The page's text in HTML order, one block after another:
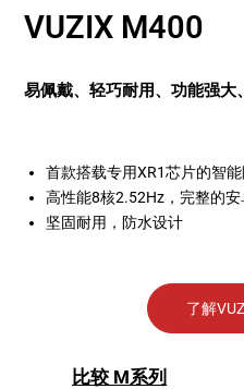
VUZIX M400
易佩戴、轻巧耐用、功能强大
首款搭载专用XR1芯片的智
高性能8核2.52Hz，完整的
坚固耐用，防水设计
了解
比较 M系列